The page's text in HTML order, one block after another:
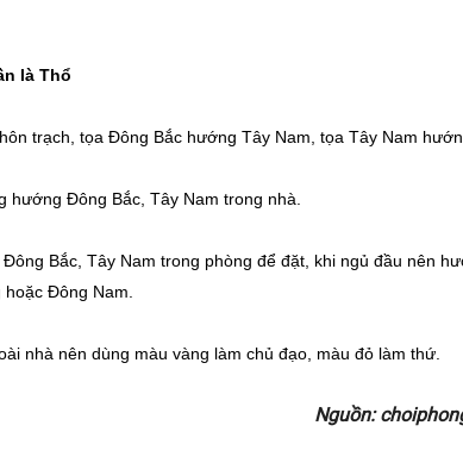
là Thổ
trạch, tọa Đông Bắc hướng Tây Nam, tọa Tây Nam
hướng Đông Bắc, Tây Nam trong nhà.
Bắc, Tây Nam trong phòng để đặt, khi ngủ đầu nên
Đông Nam.
nhà nên dùng màu vàng làm chủ đạo, màu đỏ làm thứ.
Nguồn: